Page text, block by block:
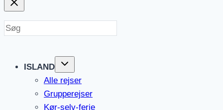
ISLAND
Alle rejser
Grupperejser
Kør-selv-ferie